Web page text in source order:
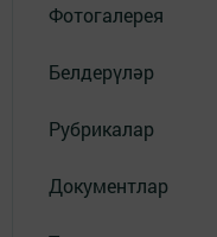
Фотогалерея
Белдерүләр
Рубрикалар
Документлар